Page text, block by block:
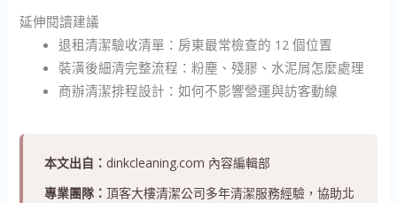
延伸閱讀建議
退租清潔驗收清單：房東最常檢查的 12 個位置
裝潢後細清完整流程：粉塵、殘膠、水泥屑怎麼處理
商辦清潔排程設計：如何不影響營運與訪客動線
本文出自： dinkcleaning.com 內容編輯部
專業團隊：頂客大樓清潔公司多年清潔服務經驗，協助北